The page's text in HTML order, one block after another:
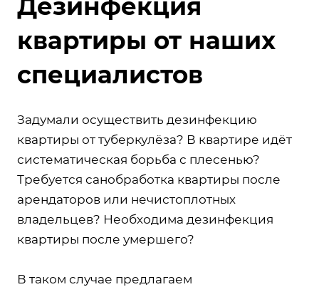
Дезинфекция
квартиры от наших
специалистов
Задумали осуществить дезинфекцию
квартиры от туберкулёза? В квартире идёт
систематическая борьба с плесенью?
Требуется санобработка квартиры после
арендаторов или нечистоплотных
владельцев? Необходима дезинфекция
квартиры после умершего?
В таком случае предлагаем